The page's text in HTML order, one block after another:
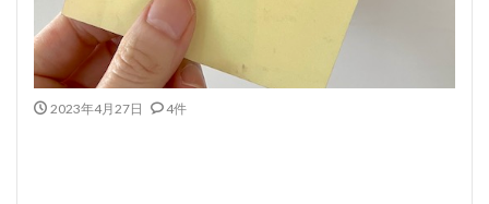
2023年4月27日 4件